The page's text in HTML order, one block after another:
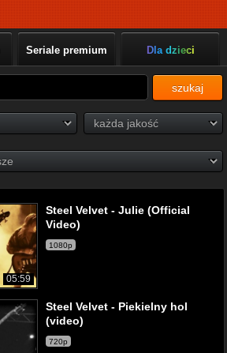
Seriale premium Dla dzieci
szukaj
05:59
Steel Velvet - Julie (Official
Video)
1080p
Steel Velvet - Piekielny hol
(video)
720p